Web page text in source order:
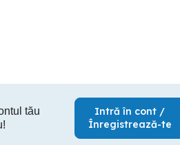
tău
Intră în cont /
Înregistrează-te